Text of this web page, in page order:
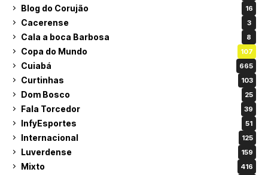
Blog do Corujão 16
Cacerense 3
Cala a boca Barbosa 8
Copa do Mundo 107
Cuiabá 665
Curtinhas 103
Dom Bosco 25
Fala Torcedor 39
InfyEsportes 51
Internacional 125
Luverdense 159
Mixto 416